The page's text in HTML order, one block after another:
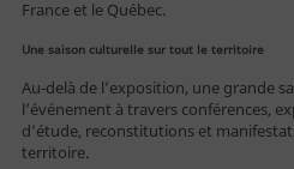
France et le Québec.
Une saison culturelle sur tout le territoire
Au‑delà de l’exposition, une grande
l’événement à travers conférences,
d’étude, reconstitutions et
territoire.